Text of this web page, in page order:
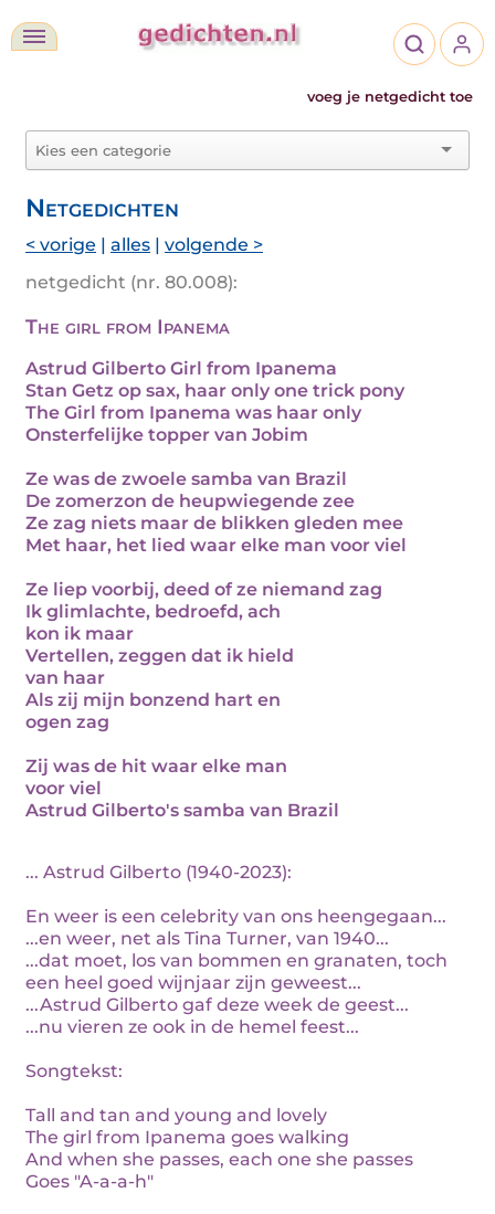
voeg je netgedicht toe
Netgedichten
< vorige | alles | volgende >
netgedicht (nr. 80.008):
The girl from Ipanema
Astrud Gilberto Girl from Ipanema
Stan Getz op sax, haar only one trick pony
The Girl from Ipanema was haar only
Onsterfelijke topper van Jobim
Ze was de zwoele samba van Brazil
De zomerzon de heupwiegende zee
Ze zag niets maar de blikken gleden mee
Met haar, het lied waar elke man voor viel
Ze liep voorbij, deed of ze niemand zag
Ik glimlachte, bedroefd, ach
kon ik maar
Vertellen, zeggen dat ik hield
van haar
Als zij mijn bonzend hart en
ogen zag
Zij was de hit waar elke man
voor viel
Astrud Gilberto's samba van Brazil
... Astrud Gilberto (1940-2023):
En weer is een celebrity van ons heengegaan...
...en weer, net als Tina Turner, van 1940...
...dat moet, los van bommen en granaten, toch
een heel goed wijnjaar zijn geweest...
...Astrud Gilberto gaf deze week de geest...
...nu vieren ze ook in de hemel feest...
Songtekst:
Tall and tan and young and lovely
The girl from Ipanema goes walking
And when she passes, each one she passes
Goes "A-a-a-h"